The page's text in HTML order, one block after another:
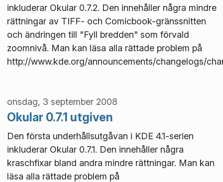
inkluderar Okular 0.7.2. Den innehåller några mindre
rättningar av TIFF- och Comicbook-gränssnitten
och ändringen till "Fyll bredden" som förvald
zoomnivå. Man kan läsa alla rättade problem på
http://www.kde.org/announcements/changelogs/
onsdag, 3 september 2008
Okular 0.7.1 utgiven
Den första underhållsutgåvan i KDE 4.1-serien
inkluderar Okular 0.7.1. Den innehåller några
kraschfixar bland andra mindre rättningar. Man kan
läsa alla rättade problem på